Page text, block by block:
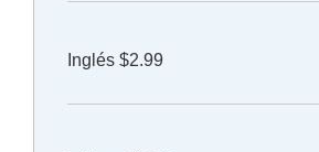
Inglés $2.99